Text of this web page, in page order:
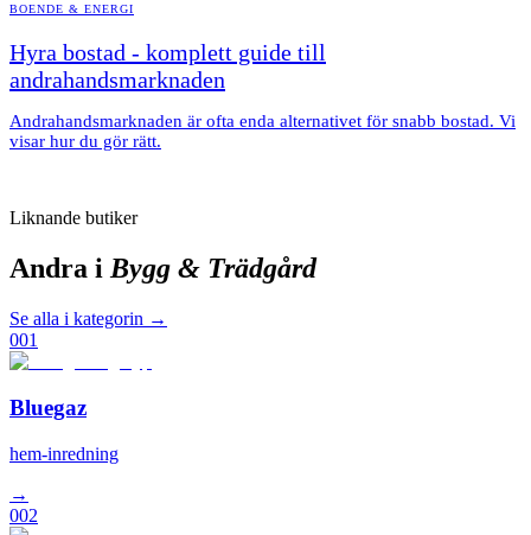
BOENDE & ENERGI
Hyra bostad - komplett guide till
andrahandsmarknaden
Andrahandsmarknaden är ofta enda alternativet för snabb bostad. Vi
visar hur du gör rätt.
Liknande butiker
Andra i Bygg & Trädgård
Se alla i kategorin →
001
Bluegaz
hem-inredning
→
002